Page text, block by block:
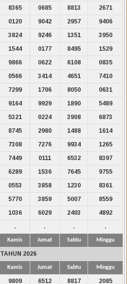
8365 0685 8813
2671
0120 9042 2957
9406
3824 9246 1351
3950
1544 0177 8495
1529
9866 0622 6108
0835
0566 3414 4651
7410
7299 1706 8050
0631
9164 9929 1890
5489
5321 0224 3908
6873
8745 2980 1488
1614
7308 7276 9934
1265
7449 0111 6532
8397
6289 1536 7645
9755
0553 3858 1230
8361
5770 3859 5007
8559
1036 6029 2403
4892
. . . .
Kamis Jumat Sabtu Minggu
TAHUN 2026
Kamis Jumat Sabtu Minggu
9809 6512 8817
2085